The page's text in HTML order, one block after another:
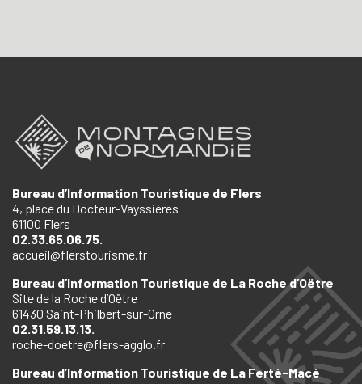
Bureau d’Information Touristique de Flers
4, place du Docteur-Vayssières
61100 Flers
02.33.65.06.75.
accueil@flerstourisme.fr
Bureau d’Information Touristique de La Roche d’Oëtre
Site de la Roche d’Oëtre
61430 Saint-Philbert-sur-Orne
02.31.59.13.13.
roche-doetre@flers-agglo.fr
Bureau d’Information Touristique de La Ferté-Macé